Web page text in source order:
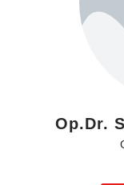
Op.Dr.